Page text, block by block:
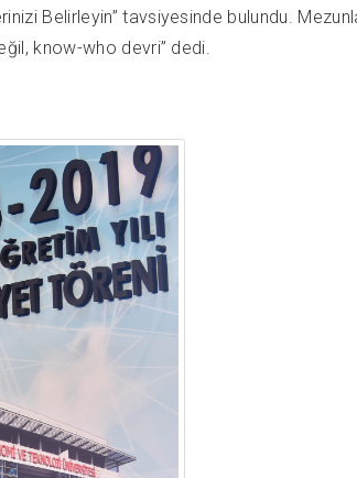
Belirleyin” tavsiyesinde bulundu.
know-who devri” dedi.